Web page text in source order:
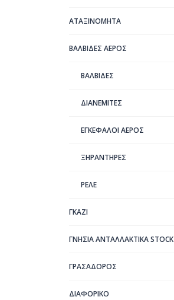
ΑΤΑΞΙΝΌΜΗΤΑ
ΒΑΛΒΙΔΕΣ ΑΕΡΟΣ
ΒΑΛΒΙΔΕΣ
ΔΙΑΝΕΜΙΤΕΣ
ΕΓΚΕΦΑΛΟΙ ΑΕΡΟΣ
ΞΗΡΑΝΤΗΡΕΣ
ΡΕΛΕ
ΓΚΑΖΙ
ΓΝΗΣΙΑ ΑΝΤΑΛΛΑΚΤΙΚΑ STOCK
ΓΡΑΣΑΔΟΡΟΣ
ΔΙΑΦΟΡΙΚΟ